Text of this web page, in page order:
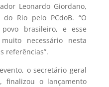
Leonardo Giordano,
Rio pelo PCdoB. “O
brasileiro, e esse
necessário nesta
referências”.
o secretário geral
finalizou o lançamento